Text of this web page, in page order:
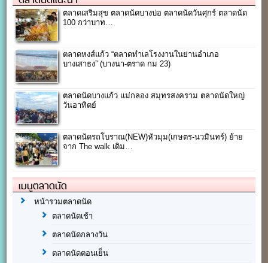
ตลาดเสริมสุข ตลาดนัดบางบ่อ ตลาดนัดวันศุกร์ ตลาดนัด
100 กว่าบาท…
ตลาดหงส์แก้ว “ตลาดทำเลโรงงานในย่านอำเภอ
บางเสาธง” (บางนา-ตราด กม 23)
ตลาดนัดบางแก้ว แม่กลอง สมุทรสงคราม ตลาดนัดใหญ่
วันอาทิตย์
ตลาดนัดรถโบราณ(NEW)หัวมุม(เกษตร-นวมินทร์) ย้าย
จาก The walk เดิม…
เมนูตลาดนัด
หน้ารวมตลาดนัด
ตลาดนัดเช้า
ตลาดนัดกลางวัน
ตลาดนัดตอนเย็น